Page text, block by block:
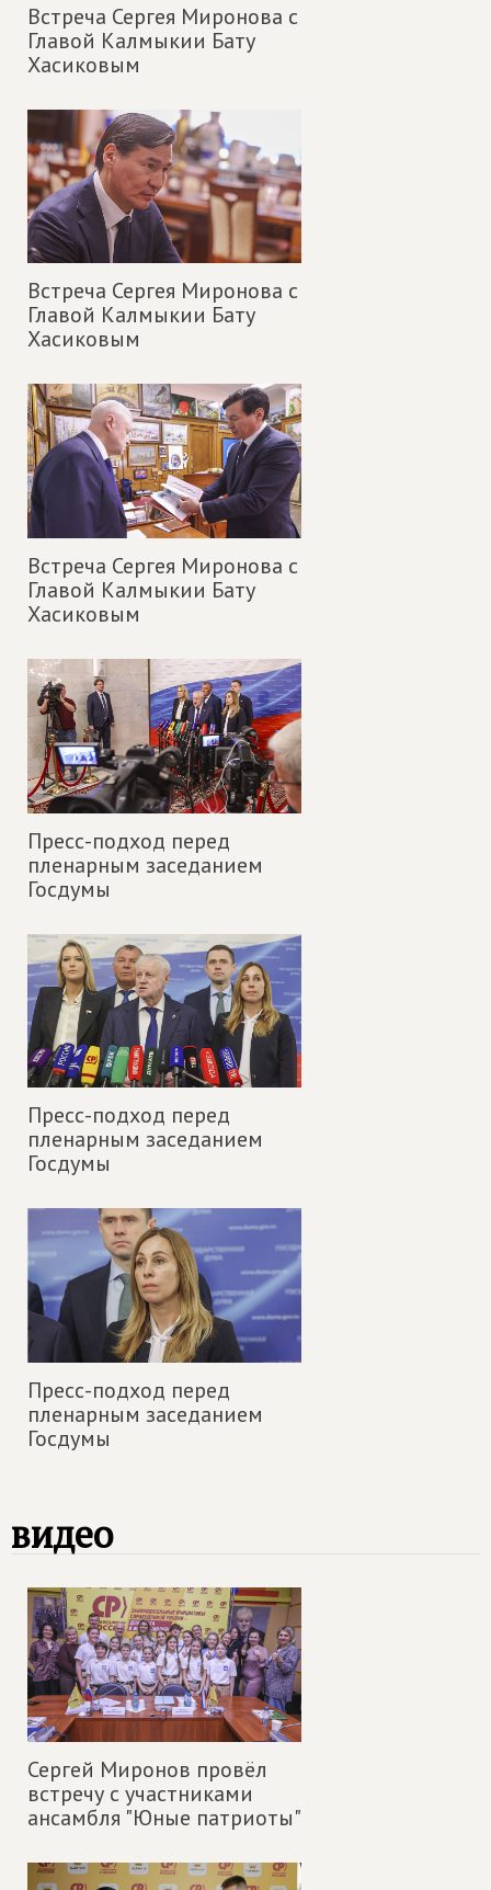
Встреча Сергея Миронова с
Главой Калмыкии Бату
Хасиковым
Встреча Сергея Миронова с
Главой Калмыкии Бату
Хасиковым
Встреча Сергея Миронова с
Главой Калмыкии Бату
Хасиковым
Пресс-подход перед
пленарным заседанием
Госдумы
Пресс-подход перед
пленарным заседанием
Госдумы
Пресс-подход перед
пленарным заседанием
Госдумы
видео
Сергей Миронов провёл
встречу с участниками
ансамбля "Юные патриоты"